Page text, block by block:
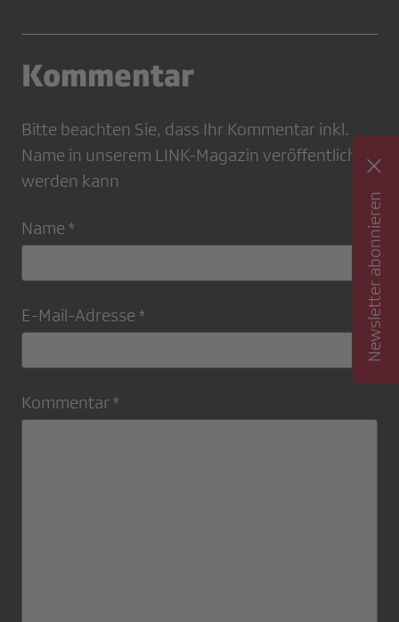
Kommentar
Bitte beachten Sie, dass Ihr Kommentar inkl.
Name in unserem LINK-Magazin veröffentlicht
werden kann
Name *
E-Mail-Adresse *
Kommentar *
Newsletter abonnieren